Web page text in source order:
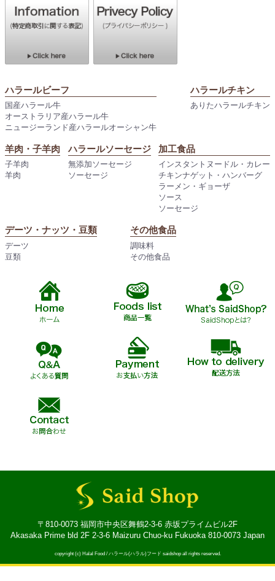
ハラールビーフ
国産ハラール牛
オーストラリア産ハラール牛
ニュージーランド産ハラールオーシャン牛
ハラールチキン
ありたハラールチキン
羊肉・子羊肉
子羊肉
羊肉
ハラールソーセージ
無添加ソーセージ
ソーセージ
加工食品
インスタントヌードル・カレー
チキンナゲット・ハンバーグ
ラーメン・ギョーザ
ソース
ソーセージ
デーツ・ナッツ・豆類
デーツ
豆類
その他食品
調味料
その他食品
〒810-0073 福岡市中央区舞鶴2-3-6 赤坂プライムビル2F
Akasaka Prime bld 2F 2-3-6 Maizuru Chuo-ku Fukuoka 810-0073 Japan
copyright (c) Halal Food / ハラール(ハラル)フード saidshop all rights reserved.